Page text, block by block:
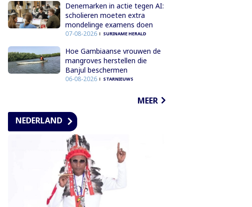
Denemarken in actie tegen AI:
scholieren moeten extra
mondelinge examens doen
07-08-2026 SURINAME HERALD
Hoe Gambiaanse vrouwen de
mangroves herstellen die
Banjul beschermen
06-08-2026 STARNIEUWS
MEER
NEDERLAND